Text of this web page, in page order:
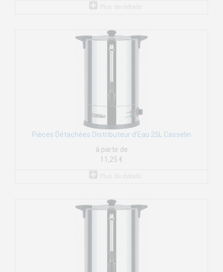
Pièces Détachées Distributeur d'Eau 25L Casselin
à partir de
11,25 €